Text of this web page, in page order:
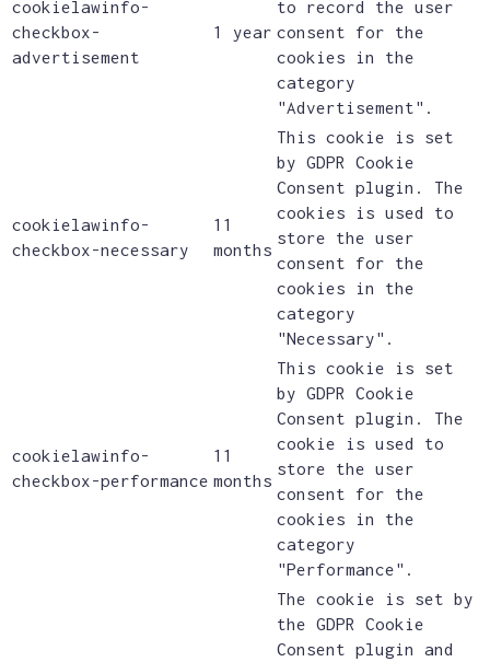
cookielawinfo-
checkbox-
advertisement
1 year
to record the user
consent for the
cookies in the
category
"Advertisement".
cookielawinfo-
checkbox-necessary
11
months
This cookie is set
by GDPR Cookie
Consent plugin. The
cookies is used to
store the user
consent for the
cookies in the
category
"Necessary".
cookielawinfo-
checkbox-performance
11
months
This cookie is set
by GDPR Cookie
Consent plugin. The
cookie is used to
store the user
consent for the
cookies in the
category
"Performance".
The cookie is set by
the GDPR Cookie
Consent plugin and